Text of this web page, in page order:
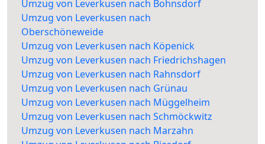
Umzug von Leverkusen nach Bohnsdorf
Umzug von Leverkusen nach
Oberschöneweide
Umzug von Leverkusen nach Köpenick
Umzug von Leverkusen nach Friedrichshagen
Umzug von Leverkusen nach Rahnsdorf
Umzug von Leverkusen nach Grünau
Umzug von Leverkusen nach Müggelheim
Umzug von Leverkusen nach Schmöckwitz
Umzug von Leverkusen nach Marzahn